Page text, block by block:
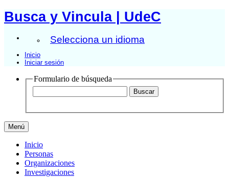
Busca y Vincula | UdeC
Selecciona un idioma
Inicio
Iniciar sesión
Formulario de búsqueda
Menú
Inicio
Personas
Organizaciones
Investigaciones